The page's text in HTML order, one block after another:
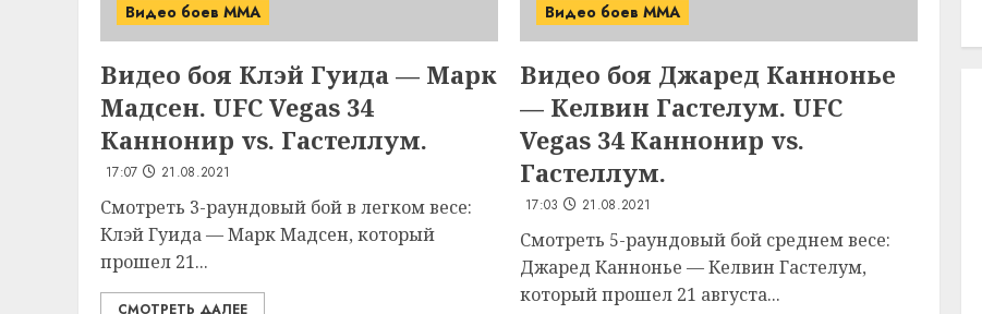
Видео боев MMA
Видео боя Клэй Гуида — Марк
Мадсен. UFC Vegas 34
Каннонир vs. Гастеллум.
17:07 21.08.2021
Смотреть 3-раундовый бой в легком весе:
Клэй Гуида — Марк Мадсен, который
прошел 21...
СМОТРЕТЬ ДАЛЕЕ
Видео боев MMA
Видео боя Джаред Каннонье
— Келвин Гастелум. UFC
Vegas 34 Каннонир vs.
Гастеллум.
17:03 21.08.2021
Смотреть 5-раундовый бой среднем весе:
Джаред Каннонье — Келвин Гастелум,
который прошел 21 августа...